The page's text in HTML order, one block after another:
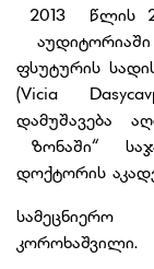
2013 წლის
ფსუტურის
(Vicia
დამუშავება
ზონაში“
დოქტორის
კოროხაშვილი.